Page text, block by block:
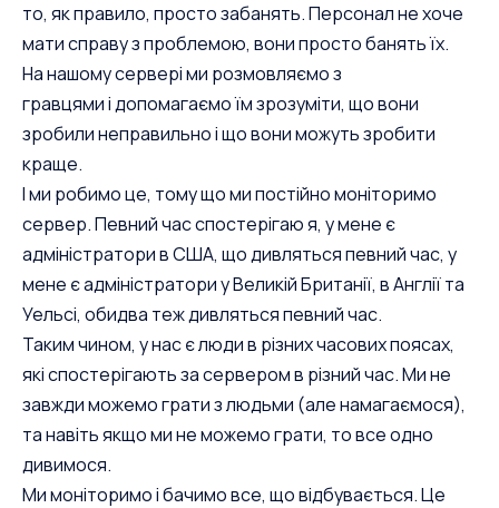
то, як правило, просто забанять. Персонал не хоче
мати справу з проблемою, вони просто банять їх.
На нашому сервері ми розмовляємо з
гравцями і допомагаємо їм зрозуміти, що вони
зробили неправильно і що вони можуть зробити
краще.
І ми робимо це, тому що ми постійно моніторимо
сервер. Певний час спостерігаю я, у мене є
адміністратори в США, що дивляться певний час, у
мене є адміністратори у Великій Британії, в Англії та
Уельсі, обидва теж дивляться певний час.
Таким чином, у нас є люди в різних часових поясах,
які спостерігають за сервером в різний час. Ми не
завжди можемо грати з людьми (але намагаємося),
та навіть якщо ми не можемо грати, то все одно
дивимося.
Ми моніторимо і бачимо все, що відбувається. Це